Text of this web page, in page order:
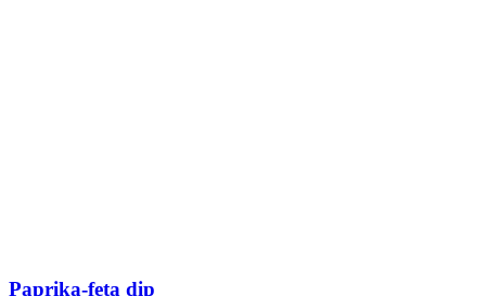
Paprika-feta dip